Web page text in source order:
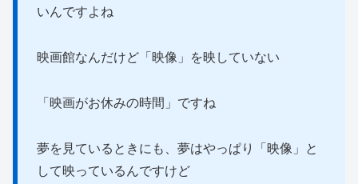
いんですよね
映画館なんだけど「映像」を映していない
「映画がお休みの時間」ですね
夢を見ているときにも、夢はやっぱり「映像」と
して映っているんですけど